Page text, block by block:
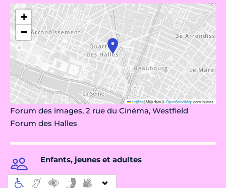
+
−
Leaflet|Map data ©OpenStreetMapcontributors
Forum des images, 2 rue du Cinéma, Westfield
Forum des Halles
Enfants, jeunes et adultes